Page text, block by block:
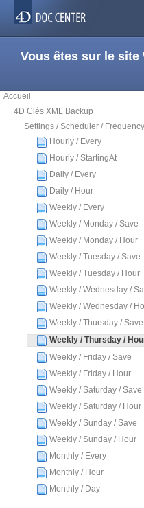
Vous êtes sur le
Accueil
4D Clés XML Backup
Settings / Scheduler / Frequency
Hourly / Every
Hourly / StartingAt
Daily / Every
Daily / Hour
Weekly / Every
Weekly / Monday / Save
Weekly / Monday / Hour
Weekly / Tuesday / Save
Weekly / Tuesday / Hour
Weekly / Wednesday /
Weekly / Wednesday /
Weekly / Thursday / Save
Weekly / Thursday /
Weekly / Friday / Save
Weekly / Friday / Hour
Weekly / Saturday / Save
Weekly / Saturday / Hour
Weekly / Sunday / Save
Weekly / Sunday / Hour
Monthly / Every
Monthly / Hour
Monthly / Day